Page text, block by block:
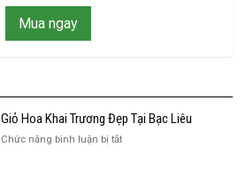
Mua ngay
Giỏ Hoa Khai Trương Đẹp Tại Bạc Liêu
Chức năng bình luận bị tắtở